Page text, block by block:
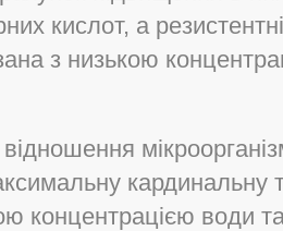
кислот, а
з низькою
відношення
кардинальну
концентрацією води